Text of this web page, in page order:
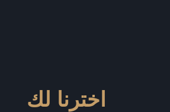
اخترنا لك